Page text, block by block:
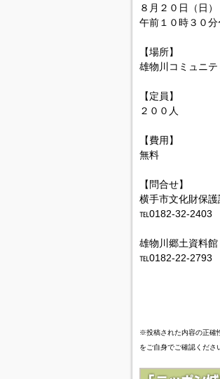
８月２０日（日）
午前１０時３０
【場所】
雄物川コミュニ
【定員】
２００人
【費用】
無料
【問合せ】
横手市文化財保護
℡0182-32-2403
雄物川郷土資料館
℡0182-22-2793
※投稿された内容の正確
をご自身でご確認くださ